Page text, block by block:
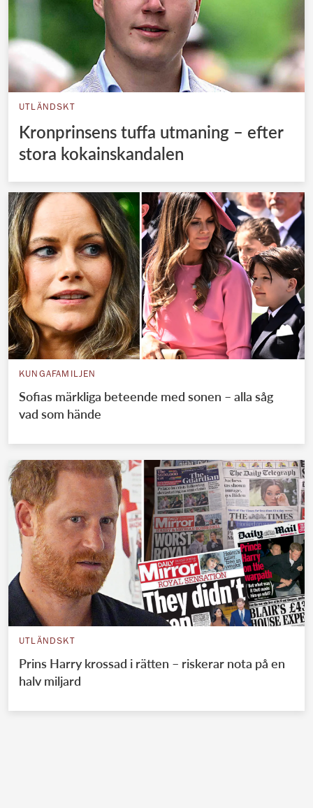
UTLÄNDSKT
Kronprinsens tuffa utmaning – efter
stora kokainskandalen
KUNGAFAMILJEN
Sofias märkliga beteende med sonen – alla såg
vad som hände
UTLÄNDSKT
Prins Harry krossad i rätten – riskerar nota på en
halv miljard